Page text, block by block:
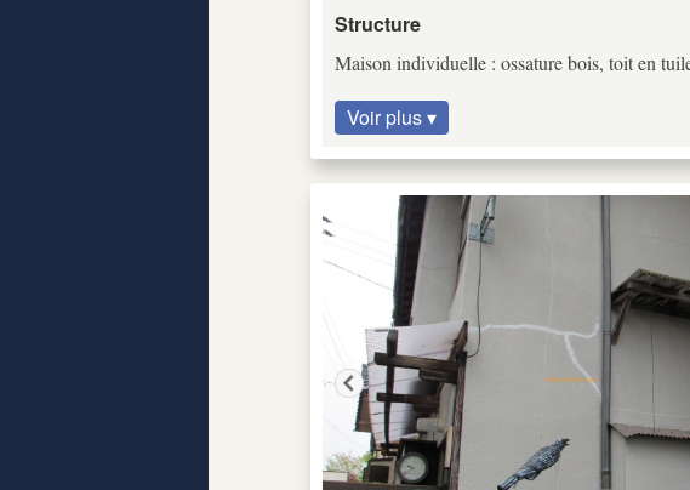
Structure
Maison individuelle : ossature bois, toit en
Voir plus ▾